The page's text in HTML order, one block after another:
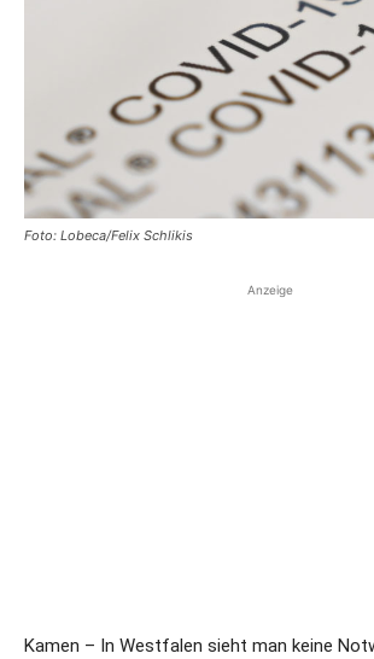
Foto: Lobeca/Felix Schlikis
Anzeige
Kamen – In Westfalen sieht man keine